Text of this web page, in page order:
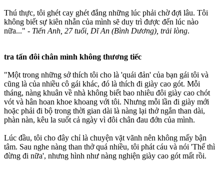
Thú thực, tôi ghét cay ghét đắng những lúc phải chờ đợi lâu. Tôi
không biết sự kiên nhẫn của mình sẽ duy trì được đến lúc nào
nữa..." - Tiến Anh, 27 tuổi, Dĩ An (Bình Dương), trải lòng.
tr‌a tấ‌n đôi chân mình không thương tiếc
"Một trong những sở thích tôi cho là 'quái đản' của bạn gái tôi và
cũng là của nhiều cô gái khác, đó là thích đi giày cao gót. Mỗi
tháng, nàng khuân về nhà không biết bao nhiêu đôi giày cao chót
vót và hân hoan khoe khoang với tôi. Nhưng mỗi lần đi giày mới
hoặc phải đi bộ trong thời gian dài là nàng lại thở ngắn than dài,
phàn nàn, kêu la suốt cả ngày vì đôi chân đau đớn của mình.
Lúc đầu, tôi cho đây chỉ là chuyện vặt vãnh nên không mấy bận
tâm. Sau nghe nàng than thở quá nhiều, tôi phát cáu và nói 'Thế thì
đừng đi nữa', nhưng hình như nàng nghiện giày cao gót mất rồi.